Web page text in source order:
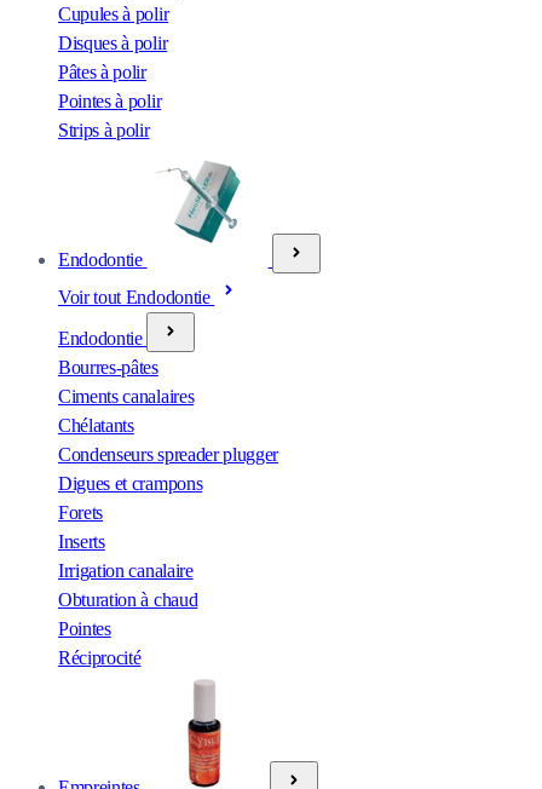
Cupules à polir
Disques à polir
Pâtes à polir
Pointes à polir
Strips à polir
Endodontie
Voir tout Endodontie
Endodontie
Bourres-pâtes
Ciments canalaires
Chélatants
Condenseurs spreader plugger
Digues et crampons
Forets
Inserts
Irrigation canalaire
Obturation à chaud
Pointes
Réciprocité